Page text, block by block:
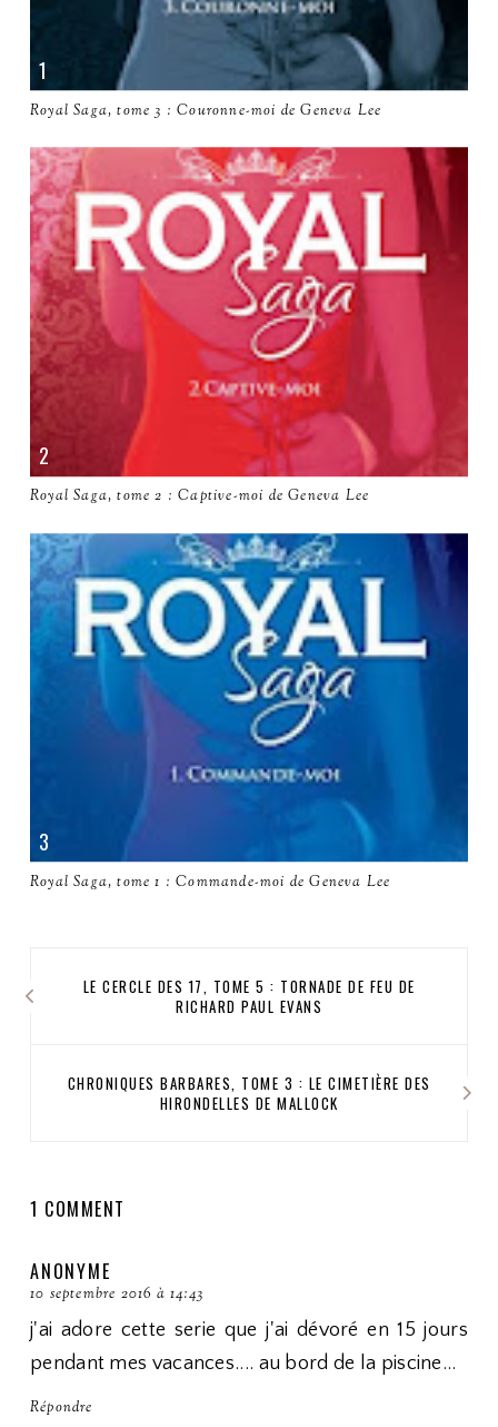
Royal Saga, tome 3 : Couronne-moi de Geneva Lee
Royal Saga, tome 2 : Captive-moi de Geneva Lee
Royal Saga, tome 1 : Commande-moi de Geneva Lee
LE CERCLE DES 17, TOME 5 : TORNADE DE FEU DE
RICHARD PAUL EVANS
CHRONIQUES BARBARES, TOME 3 : LE CIMETIÈRE DES
HIRONDELLES DE MALLOCK
1 COMMENT
ANONYME
10 septembre 2016 à 14:43
j'ai adore cette serie que j'ai dévoré en 15 jours
pendant mes vacances.... au bord de la piscine...
Répondre